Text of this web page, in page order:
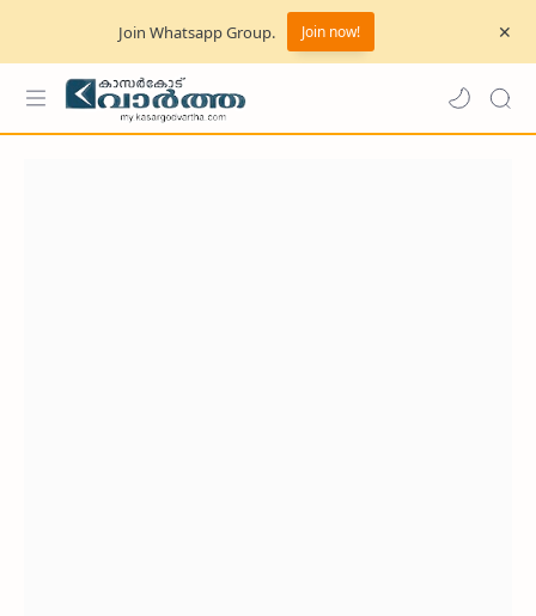
Join Whatsapp Group. Join now!